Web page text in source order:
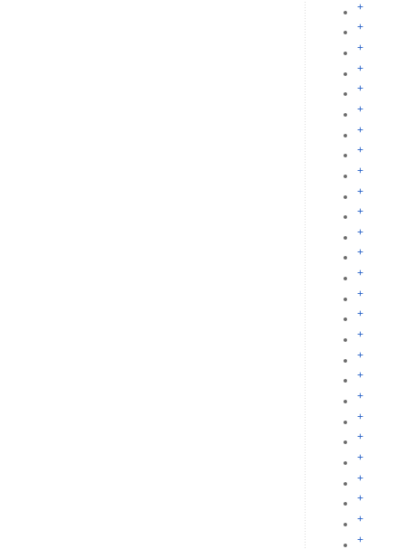
+
+
+
+
+
+
+
+
+
+
+
+
+
+
+
+
+
+
+
+
+
+
+
+
+
+
+